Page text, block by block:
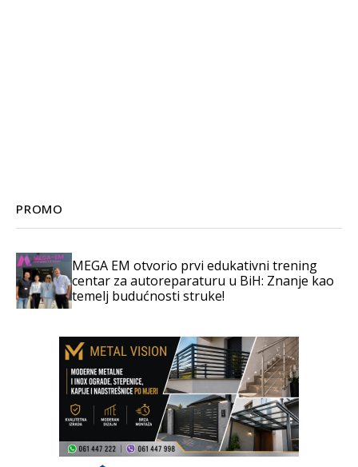
PROMO
MEGA EM otvorio prvi edukativni trening
centar za autoreparaturu u BiH: Znanje kao
temelj budućnosti struke!